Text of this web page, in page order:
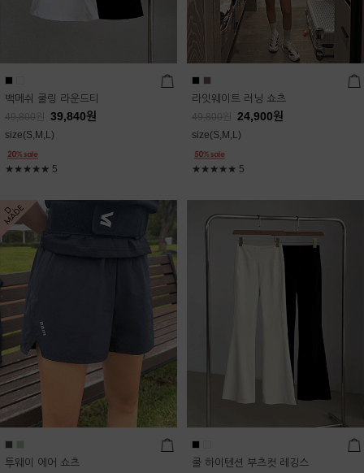
백메쉬 쿨링 라운드티
49,800 39,840원
size(S,M,L)
★★★★★ 5
라잇웨이트 러닝 쇼츠
49,800 24,900원
size(S,M,L)
★★★★★ 5
투웨이 에어 쇼츠 쿨 하이텐션 부츠컷 레깅스